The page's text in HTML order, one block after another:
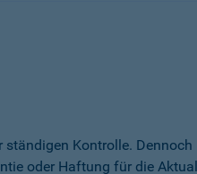
Kontrolle.
oder Haftung für die